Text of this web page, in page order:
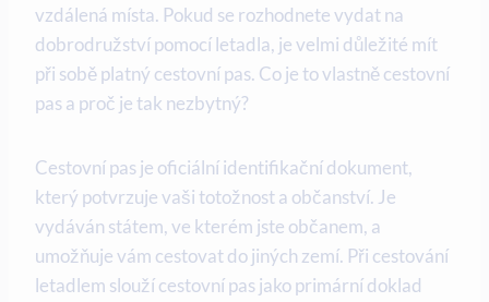
vzdálená místa. Pokud se rozhodnete vydat na
dobrodružství pomocí letadla, je velmi důležité mít
při sobě platný cestovní pas. Co je to vlastně cestovní
pas a proč je tak nezbytný?
Cestovní pas je oficiální identifikační dokument,
který potvrzuje vaši totožnost a občanství. Je
vydáván státem, ve kterém jste občanem, a
umožňuje vám cestovat do jiných zemí. Při cestování
letadlem slouží cestovní pas jako primární doklad